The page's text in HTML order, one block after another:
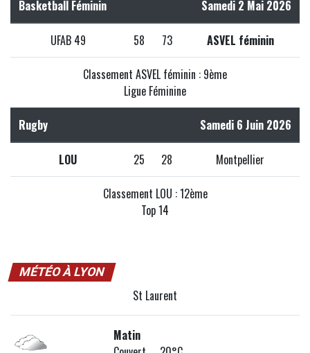
Basketball Féminin Samedi 2 Mai 2026
UFAB 49 58 73 ASVEL féminin
Classement ASVEL féminin : 9ème
Ligue Féminine
Rugby Samedi 6 Juin 2026
LOU 25 28 Montpellier
Classement LOU : 12ème
Top 14
MÉTÉO À LYON
St Laurent
Matin